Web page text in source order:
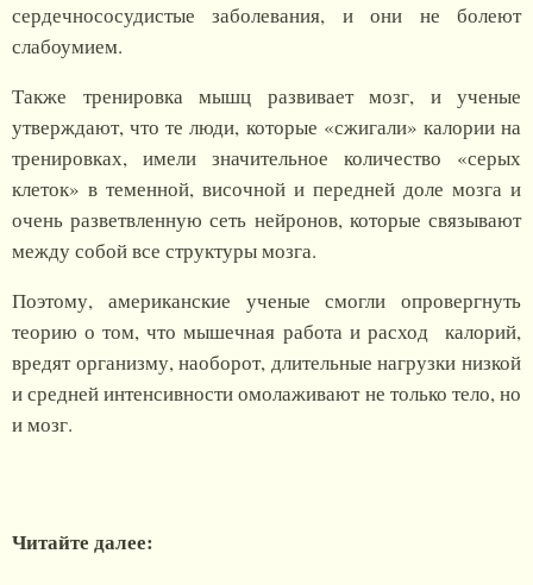
сердечнососудистые заболевания, и они не болеют
слабоумием.
Также тренировка мышц развивает мозг, и ученые
утверждают, что те люди, которые «сжигали» калории на
тренировках, имели значительное количество «серых
клеток» в теменной, височной и передней доле мозга и
очень разветвленную сеть нейронов, которые связывают
между собой все структуры мозга.
Поэтому, американские ученые смогли опровергнуть
теорию о том, что мышечная работа и расход калорий,
вредят организму, наоборот, длительные нагрузки низкой
и средней интенсивности омолаживают не только тело, но
и мозг.
Читайте далее: